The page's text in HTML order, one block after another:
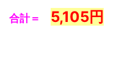
合計＝ 5,105円